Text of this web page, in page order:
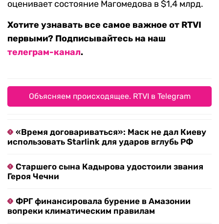
оценивает состояние Магомедова в $1,4 млрд.
Хотите узнавать все самое важное от RTVI
первыми? Подписывайтесь на наш
телеграм-канал.
Объясняем происходящее. RTVI в Telegram
«Время договариваться»: Маск не дал Киеву
использовать Starlink для ударов вглубь РФ
Старшего сына Кадырова удостоили звания
Героя Чечни
ФРГ финансировала бурение в Амазонии
вопреки климатическим правилам